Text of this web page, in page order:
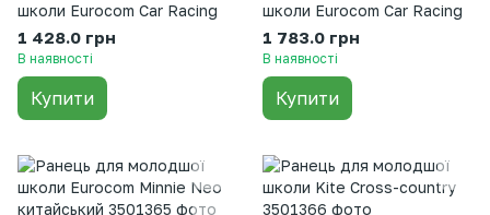
школи Eurocom Car Racing
1 428.0 грн
В наявності
Купити
школи Eurocom Car Racing
1 783.0 грн
В наявності
Купити